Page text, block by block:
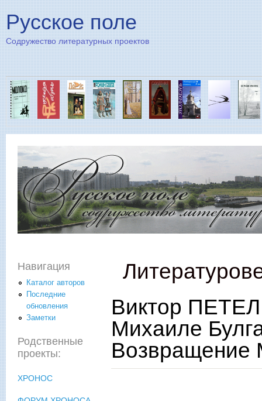
Русское поле
Содружество литературных проектов
Виктор
Михаиле
Возвращение
Навигация
Каталог авторов
Последние
обновления
Заметки
Родственные
проекты:
ХРОНОС